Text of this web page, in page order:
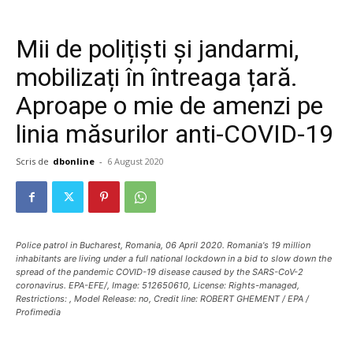
Mii de polițiști și jandarmi,
mobilizați în întreaga țară.
Aproape o mie de amenzi pe
linia măsurilor anti-COVID-19
Scris de dbonline - 6 August 2020
Police patrol in Bucharest, Romania, 06 April 2020. Romania's 19 million
inhabitants are living under a full national lockdown in a bid to slow down the
spread of the pandemic COVID-19 disease caused by the SARS-CoV-2
coronavirus. EPA-EFE/, Image: 512650610, License: Rights-managed,
Restrictions: , Model Release: no, Credit line: ROBERT GHEMENT / EPA /
Profimedia